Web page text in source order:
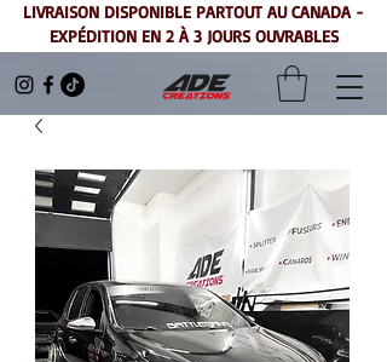
LIVRAISON DISPONIBLE PARTOUT AU CANADA -
EXPÉDITION EN 2 À 3 JOURS OUVRABLES